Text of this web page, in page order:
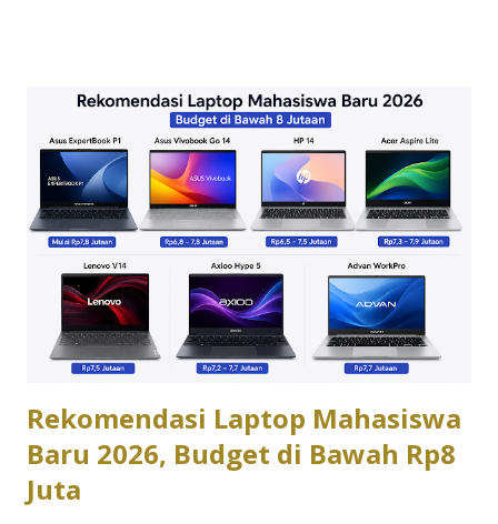
laptop Asus 2026. Desain dan Material: Plastik Modern vs
Aluminium Premium Asus Vivobook mengusung desain
plastik atau kombinasi plastik-metal dengan pilihan warna
yang lebih variatif, cocok untuk kamu yang suka tampilan
segar dan kasual. Asus Zenbook naik kelas dengan
konstruksi aluminium unibody yang memberi kesan elegan
dan solid, plus bodi setipis 1,1cm pada beberapa model,
menjadikannya pilihan yang lebih “profesional” saat dibawa
ke meeting klien. Performa dan Chip AI: Cukup vs Maksimal
Rekomendasi Laptop Mahasiswa
Baru 2026, Budget di Bawah Rp8
Juta